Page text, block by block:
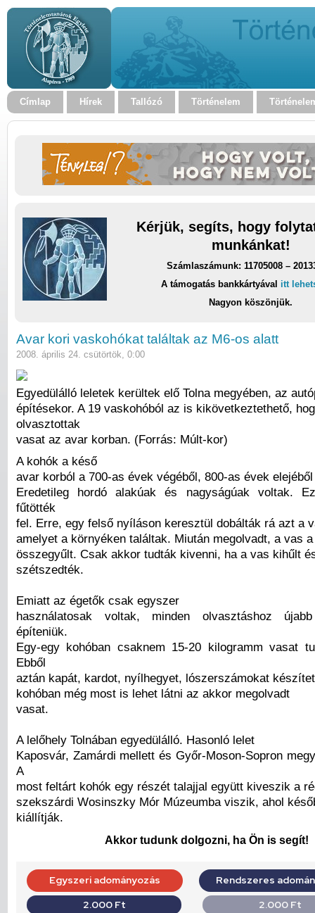
Címlap Hírek Tallózó Történelem
Kérjük, segíts, hogy
munkánkat!
Számlaszámunk: 11705008 –
A támogatás bankkártyával itt
Nagyon köszönjük.
Avar kori vaskohókat találtak az M6-os alatt
2008. április 24. csütörtök, 0:00
Egyedülálló leletek kerültek elő Tolna megyében, az
építésekor. A 19 vaskohóból az is kikövetkeztethető,
olvasztottak
vasat az avar korban. (Forrás: Múlt-kor)
A kohók a késő
avar korból a 700-as évek végéből, 800-as évek
Eredetileg hordó alakúak és nagyságúak voltak.
fűtötték
fel. Erre, egy felső nyíláson keresztül dobálták rá azt a
amelyet a környéken találtak. Miután megolvadt, a vas
összegyűlt. Csak akkor tudták kivenni, ha a vas kihűlt
szétszedték.
Emiatt az égetők csak egyszer
használatosak voltak, minden olvasztáshoz
építeniük.
Egy-egy kohóban csaknem 15-20 kilogramm vasat
Ebből
aztán kapát, kardot, nyílhegyet, lószerszámokat
kohóban még most is lehet látni az akkor megolvadt
vasat.
A lelőhely Tolnában egyedülálló. Hasonló lelet
Kaposvár, Zamárdi mellett és Győr-Moson-Sopron
A
most feltárt kohók egy részét talajjal együtt kiveszik a
szekszárdi Wosinszky Mór Múzeumba viszik, ahol
kiállítják.
Akkor tudunk dolgozni, ha Ön is segít!